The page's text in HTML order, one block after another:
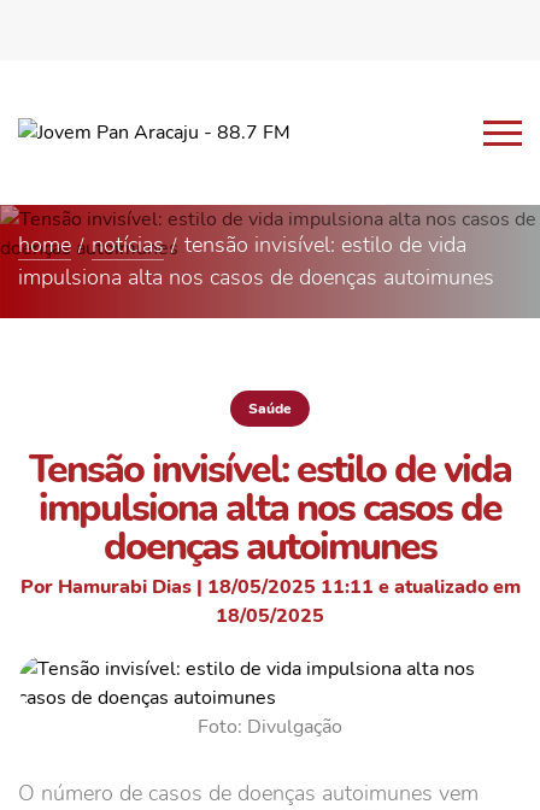
home notícias
tensão invisível: estilo de vida
impulsiona alta nos casos de doenças autoimunes
Saúde
Tensão invisível: estilo de vida
impulsiona alta nos casos de
doenças autoimunes
Por Hamurabi Dias | 18/05/2025 11:11 e atualizado em
18/05/2025
Foto: Divulgação
O número de casos de doenças autoimunes vem